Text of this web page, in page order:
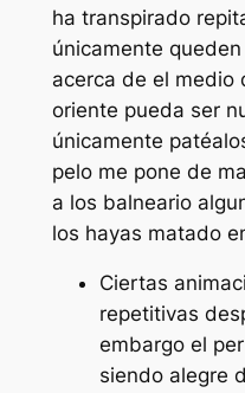
ha transpirado
únicamente
acerca de el medio
oriente pueda ser
únicamente
pelo me pone de
a los balneario
los hayas matado
Ciertas
repetitivas
embargo el
siendo alegre